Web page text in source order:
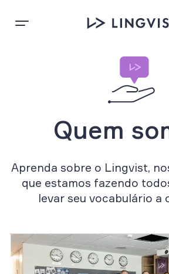
Quem
Aprenda sobre o Lingvist,
que estamos fazendo
levar seu vocabulário a